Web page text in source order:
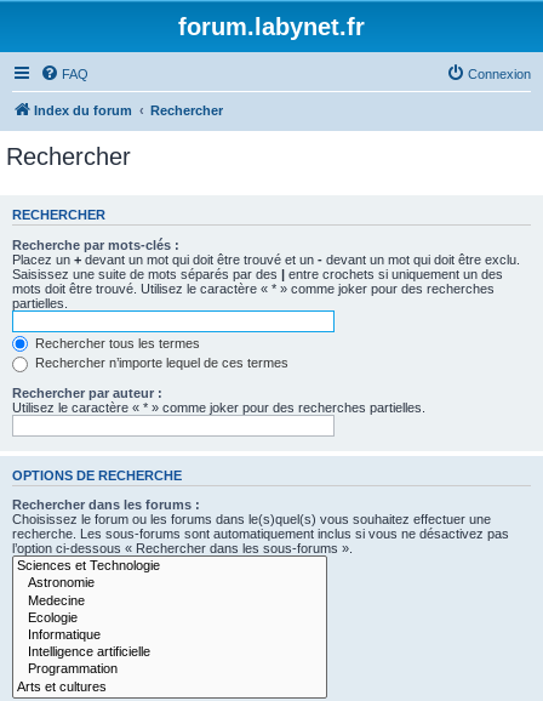
forum.labynet.fr
FAQ Connexion
Index du forum Rechercher
Rechercher
RECHERCHER
Recherche par mots-clés :
Placez un + devant un mot qui doit être trouvé et un - devant un mot qui doit être exclu.
Saisissez une suite de mots séparés par des | entre crochets si uniquement un des
mots doit être trouvé. Utilisez le caractère « * » comme joker pour des recherches
partielles.
Rechercher tous les termes
Rechercher n’importe lequel de ces termes
Rechercher par auteur :
Utilisez le caractère « * » comme joker pour des recherches partielles.
OPTIONS DE RECHERCHE
Rechercher dans les forums :
Choisissez le forum ou les forums dans le(s)quel(s) vous souhaitez effectuer une
recherche. Les sous-forums sont automatiquement inclus si vous ne désactivez pas
l’option ci-dessous « Rechercher dans les sous-forums ».